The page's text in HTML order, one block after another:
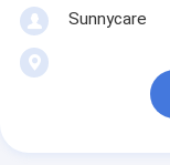
Sunnycare